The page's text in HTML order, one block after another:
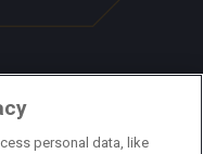
personal data, like